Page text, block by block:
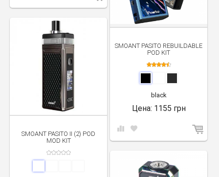
SMOANT PASITO REBUILDABLE
POD KIT
black
Цена: 1155 грн
SMOANT PASITO II (2) POD
MOD KIT